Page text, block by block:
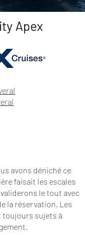
Apex
avons déniché ce
faisait les escales
le tout avec
la réservation. Les
toujours sujets à